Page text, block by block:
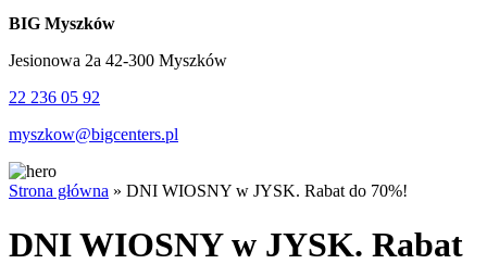
BIG Myszków
Jesionowa 2a 42-300 Myszków
22 236 05 92
myszkow@bigcenters.pl
Strona główna » DNI WIOSNY w JYSK. Rabat do 70%!
DNI WIOSNY w JYSK. Rabat